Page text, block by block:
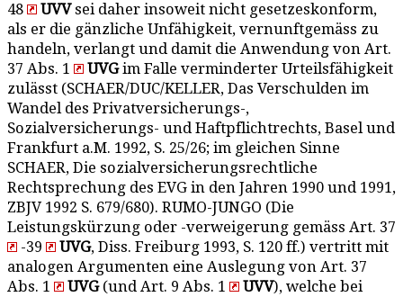
48
UVVsei daher insoweit nicht gesetzeskonform,
als er die gänzliche Unfähigkeit, vernunftgemäss zu
handeln, verlangt und damit die Anwendung von Art.
37 Abs. 1
UVGim Falle verminderter Urteilsfähigkeit
zulässt (SCHAER/DUC/KELLER, Das Verschulden im
Wandel des Privatversicherungs-,
Sozialversicherungs- und Haftpflichtrechts, Basel und
Frankfurt a.M. 1992, S. 25/26; im gleichen Sinne
SCHAER, Die sozialversicherungsrechtliche
Rechtsprechung des EVG in den Jahren 1990 und 1991,
ZBJV 1992 S. 679/680). RUMO-JUNGO (Die
Leistungskürzung oder -verweigerung gemäss Art. 37
-39
UVG, Diss. Freiburg 1993, S. 120 ff.) vertritt mit
analogen Argumenten eine Auslegung von Art. 37
Abs. 1
UVG(und Art. 9 Abs. 1 UVV), welche bei